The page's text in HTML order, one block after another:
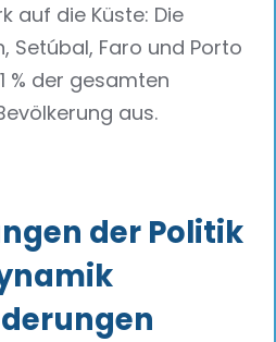
auf die Küste: Die
Setúbal, Faro und Porto
% der gesamten
aus.
der Politik